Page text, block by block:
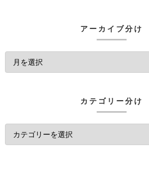
アーカイブ分け
カテゴリー分け